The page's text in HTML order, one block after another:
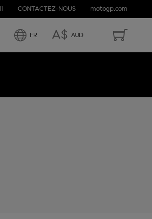
CONTACTEZ-NOUS motogp.com
FR A$ AUD